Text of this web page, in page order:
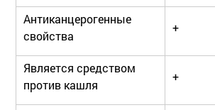
Антиканцерогенные
свойства
+
Является средством
против кашля
+